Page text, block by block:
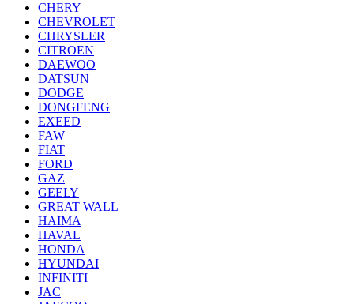
CHERY
CHEVROLET
CHRYSLER
CITROEN
DAEWOO
DATSUN
DODGE
DONGFENG
EXEED
FAW
FIAT
FORD
GAZ
GEELY
GREAT WALL
HAIMA
HAVAL
HONDA
HYUNDAI
INFINITI
JAC